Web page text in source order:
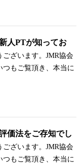
人PTが知ってお
ございます。JMR協会
つもご覧頂き、本当に
価法をご存知でし
ございます。JMR協会
つもご覧頂き、本当に